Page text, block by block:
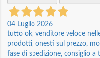
04 Luglio 2026
tutto ok, venditore veloce
prodotti, onesti sul prezzo,
fase di spedizione, consiglio a